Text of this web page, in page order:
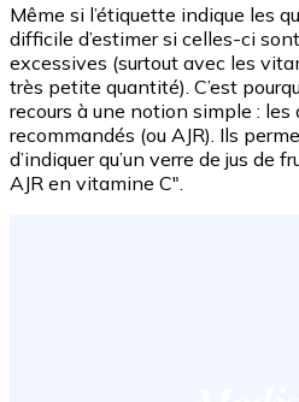
Même si l’étiquette indique les
difficile d’estimer si celles-ci
excessives (surtout avec les
très petite quantité). C’est
recours à une notion simple : les
recommandés (ou AJR). Ils
d’indiquer qu’un verre de jus de
AJR en vitamine C".